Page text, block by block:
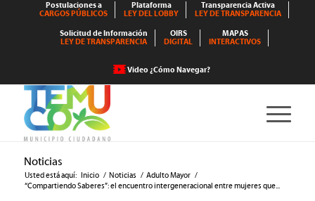
Postulaciones a
CARGOS PÚBLICOS
Plataforma
LEY DEL LOBBY
Transparencia Activa
LEY DE TRANSPARENCIA
Solicitud de Información
LEY DE TRANSPARENCIA
OIRS
DIGITAL
MAPAS
INTERACTIVOS
Video ¿Cómo Navegar?
Noticias
Usted está aquí: Inicio / Noticias / Adulto Mayor /
“Compartiendo Saberes”: el encuentro intergeneracional entre mujeres que...